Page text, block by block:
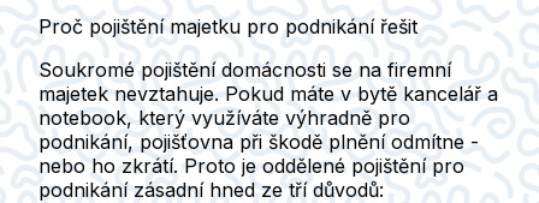
Proč pojištění majetku pro podnikání řešit
Soukromé pojištění domácnosti se na firemní
majetek nevztahuje. Pokud máte v bytě kancelář a
notebook, který využíváte výhradně pro
podnikání, pojišťovna při škodě plnění odmítne -
nebo ho zkrátí. Proto je oddělené pojištění pro
podnikání zásadní hned ze tří důvodů: